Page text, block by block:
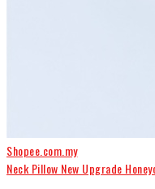
Shopee.com.my
Neck Pillow New Upgrade